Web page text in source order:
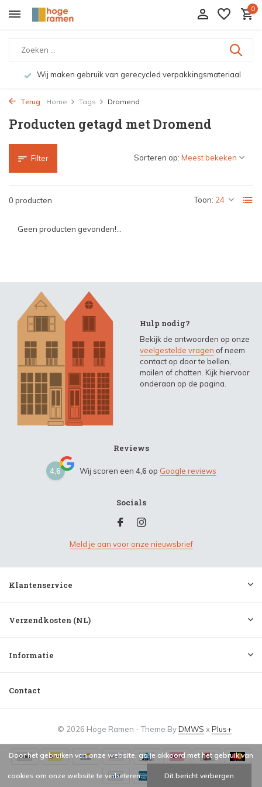
0
Wij maken gebruik van gerecycled verpakkingsmateriaal
Terug Home Tags Dromend
Producten getagd met Dromend
Filter
0 producten Toon:
Sorteren op:
Geen producten gevonden!...
Hulp nodig?
Bekijk de antwoorden op onze
veelgestelde vragen of neem
contact op door te bellen,
mailen of chatten. Kijk hiervoor
onderaan op de pagina.
Reviews
4,6 Wij scoren een 4,6 op Google reviews
Socials
Meld je aan voor onze nieuwsbrief
Klantenservice
Verzendkosten (NL)
Informatie
Contact
© 2026 Hoge Ramen - Theme ByDMWS xPlus+
Door het gebruiken van onze website, ga je akkoord met het gebruik van
cookies om onze website te verbeteren. Dit bericht verbergen